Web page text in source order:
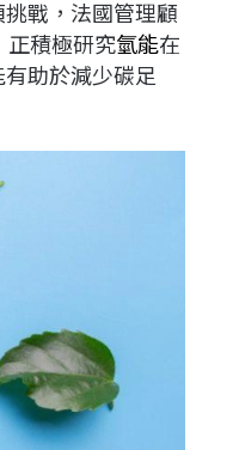
戰，法國管理顧
積極研究氫能在
助於減少碳足